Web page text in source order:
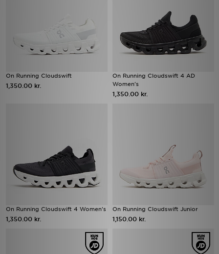
On Running Cloudswift
1,350.00 kr.
On Running Cloudswift 4 AD
Women's
1,350.00 kr.
On Running Cloudswift 4 Women's
1,350.00 kr.
On Running Cloudswift Junior
1,150.00 kr.